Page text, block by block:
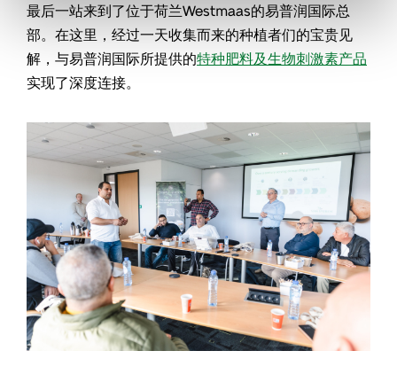
最后一站来到了位于荷兰Westmaas的易普润国际总
部。在这里，经过一天收集而来的种植者们的宝贵见
解，与易普润国际所提供的特种肥料及生物刺激素产品
实现了深度连接。